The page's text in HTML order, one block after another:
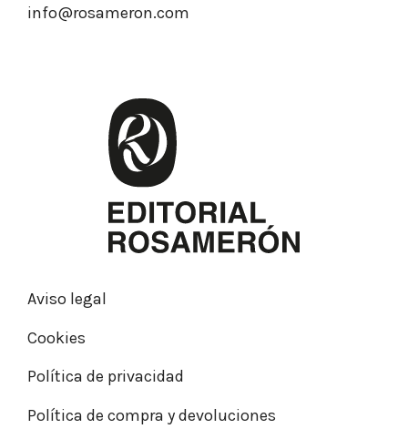
info@rosameron.com
Aviso legal
Cookies
Política de privacidad
Política de compra y devoluciones